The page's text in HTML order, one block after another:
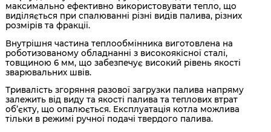
максимально ефективно використовувати тепло, що
виділяється при спалюванні різні видів палива, різних
розмірів та фракції.
Внутрішня частина теплообмінника виготовлена на
роботизованому обладнанні з високоякісної сталі,
товщиною 6 мм, що забезпечує високий рівень якості
зварювальних швів.
Тривалість згоряння разової загрузки палива напряму
залежить від виду та якості палива та теплових втрат
об’єкту, що опалюється. Експлуатація котла можлива
тільки в режимі ручної подачі твердого палива.